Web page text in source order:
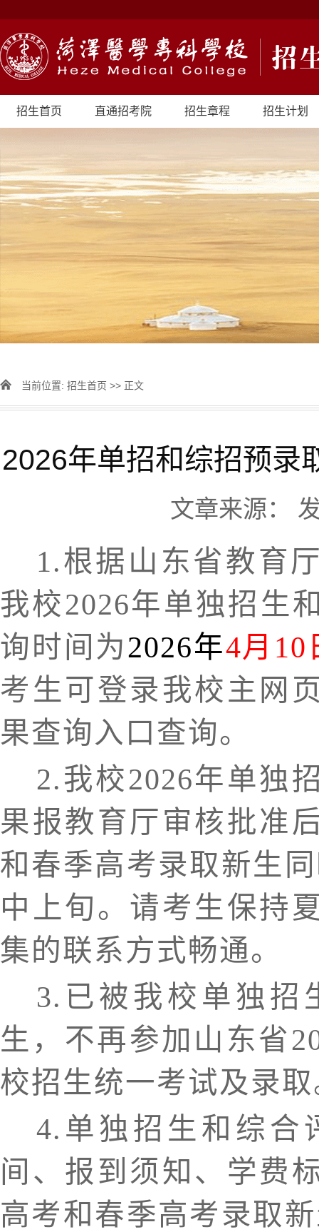
招生首页 直通招考院 招生章程 招生计划
当前位置: 招生首页 >> 正文
2026年单招和综招预录
文章来源：
1.根据山东省教育
我校2026年单独招生
询时间为2026年4月 10
考生可登录我校主网
果查询入口查询。
2.我校2026年单独
果报教育厅审核批准
和春季高考录取新生
中上旬。请考生保持
集的联系方式畅通。
3. 已被我校单独招
生，不再参加山东省
校招生统一考试及录
4.单独招生和综合
间、报到须知、学费
高考和春季高考录取